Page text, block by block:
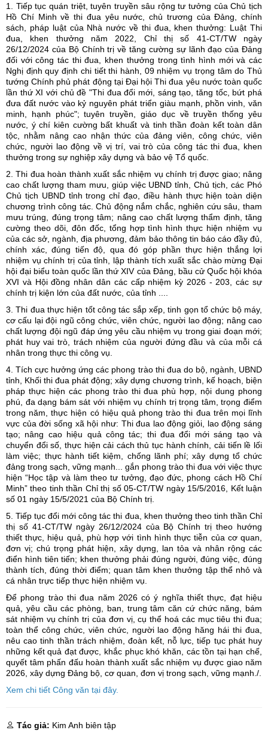
1. Tiếp tục quán triệt, tuyên truyền sâu rộng tư tưởng của Chủ tịch
Hồ Chí Minh về thi đua yêu nước, chủ trương của Đảng, chính
sách, pháp luật của Nhà nước về thi đua, khen thưởng: Luật Thi
đua, khen thưởng năm 2022, Chỉ thị số 41-CT/TW ngày
26/12/2024 của Bộ Chính trị về tăng cường sự lãnh đạo của Đảng
đối với công tác thi đua, khen thưởng trong tình hình mới và các
Nghị định quy định chi tiết thi hành, 09 nhiệm vụ trọng tâm do Thủ
tướng Chính phủ phát động tại Đại hội Thi đua yêu nước toàn quốc
lần thứ XI với chủ đề "Thi đua đổi mới, sáng tạo, tăng tốc, bứt phá
đưa đất nước vào kỷ nguyên phát triển giàu mạnh, phồn vinh, văn
minh, hạnh phúc"; tuyên truyền, giáo dục về truyền thống yêu
nước, ý chí kiên cường bất khuất và tinh thần đoàn kết toàn dân
tộc, nhằm nâng cao nhận thức của đảng viên, công chức, viên
chức, người lao động về vị trí, vai trò của công tác thi đua, khen
thưởng trong sự nghiệp xây dựng và bảo vệ Tổ quốc.
2. Thi đua hoàn thành xuất sắc nhiệm vụ chính trị được giao; nâng
cao chất lượng tham mưu, giúp việc UBND tỉnh, Chủ tịch, các Phó
Chủ tịch UBND tỉnh trong chỉ đạo, điều hành thực hiện toàn diện
chương trình công tác. Chủ động nắm chắc, nghiên cứu sâu, tham
mưu trúng, đúng trọng tâm; nâng cao chất lượng thẩm định, tăng
cường theo dõi, đôn đốc, tổng hợp tình hình thực hiện nhiệm vụ
của các sở, ngành, địa phương, đảm bảo thông tin báo cáo đầy đủ,
chính xác, đúng tiến độ, qua đó góp phần thực hiện thắng lợi
nhiệm vụ chính trị của tỉnh, lập thành tích xuất sắc chào mừng Đại
hội đại biểu toàn quốc lần thứ XIV của Đảng, bầu cử Quốc hội khóa
XVI và Hội đồng nhân dân các cấp nhiệm kỳ 2026 - 203, các sự
chính trị kiện lớn của đất nước, của tỉnh ....
3. Thi đua thực hiện tốt công tác sắp xếp, tinh gọn tổ chức bộ máy,
cơ cấu lại đội ngũ công chức, viên chức, người lao động; nâng cao
chất lượng đội ngũ đáp ứng yêu cầu nhiệm vụ trong giai đoạn mới;
phát huy vai trò, trách nhiệm của người đứng đầu và của mỗi cá
nhân trong thực thi công vụ.
4. Tích cực hưởng ứng các phong trào thi đua do bộ, ngành, UBND
tỉnh, Khối thi đua phát động; xây dựng chương trình, kế hoạch, biện
pháp thực hiện các phong trào thi đua phù hợp, nội dung phong
phú, đa dạng bám sát với nhiệm vụ chính trị trọng tâm, trọng điểm
trong năm, thực hiện có hiệu quả phong trào thi đua trên mọi lĩnh
vực của đời sống xã hội như: Thi đua lao động giỏi, lao động sáng
tạo; nâng cao hiệu quả công tác; thi đua đổi mới sáng tạo và
chuyển đổi số, thực hiện cải cách thủ tục hành chính, cải tiến lề lối
làm việc; thực hành tiết kiệm, chống lãnh phí; xây dựng tổ chức
đảng trong sạch, vững mạnh... gắn phong trào thi đua với việc thực
hiện “Học tập và làm theo tư tưởng, đạo đức, phong cách Hồ Chí
Minh” theo tinh thần Chỉ thị số 05-CT/TW ngày 15/5/2016, Kết luận
số 01 ngày 15/5/2021 của Bộ Chính trị.
5. Tiếp tục đổi mới công tác thi đua, khen thưởng theo tinh thần Chỉ
thị số 41-CT/TW ngày 26/12/2024 của Bộ Chính trị theo hướng
thiết thực, hiệu quả, phù hợp với tình hình thực tiễn của cơ quan,
đơn vị; chú trọng phát hiện, xây dựng, lan tỏa và nhân rộng các
điển hình tiên tiến; khen thưởng phải đúng người, đúng việc, đúng
thành tích, đúng thời điểm; quan tâm khen thưởng tập thể nhỏ và
cá nhân trực tiếp thực hiện nhiệm vụ.
Để phong trào thi đua năm 2026 có ý nghĩa thiết thực, đạt hiệu
quả, yêu cầu các phòng, ban, trung tâm căn cứ chức năng, bám
sát nhiệm vụ chính trị của đơn vị, cụ thể hoá các mục tiêu thi đua;
toàn thể công chức, viên chức, người lao động hăng hái thi đua,
nêu cao tinh thần trách nhiệm, đoàn kết, nỗ lực, tiếp tục phát huy
những kết quả đạt được, khắc phục khó khăn, các tồn tại hạn chế,
quyết tâm phấn đấu hoàn thành xuất sắc nhiệm vụ được giao năm
2026, xây dựng Đảng bộ, cơ quan, đơn vị trong sạch, vững mạnh./.
Xem chi tiết Công văn tại đây.
Tác giả: Kim Anh biên tập